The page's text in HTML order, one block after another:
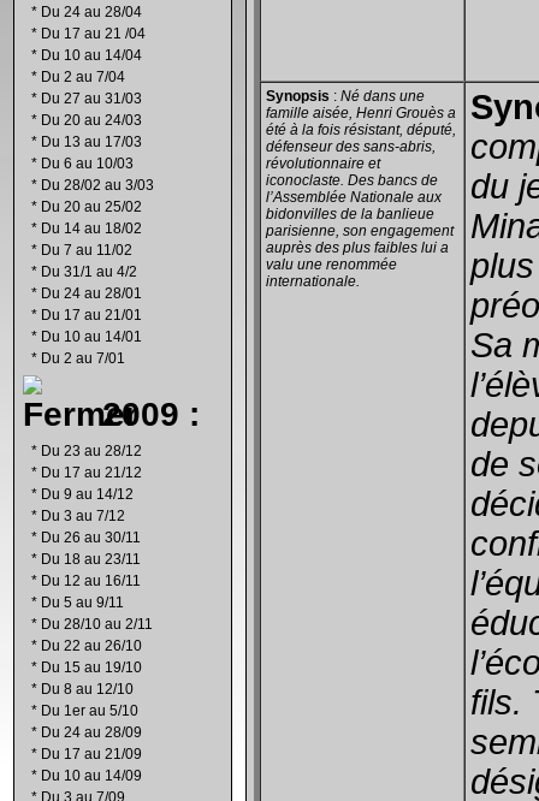
* Du 24 au 28/04
* Du 17 au 21 /04
* Du 10 au 14/04
* Du 2 au 7/04
* Du 27 au 31/03
* Du 20 au 24/03
* Du 13 au 17/03
* Du 6 au 10/03
* Du 28/02 au 3/03
* Du 20 au 25/02
* Du 14 au 18/02
* Du 7 au 11/02
* Du 31/1 au 4/2
* Du 24 au 28/01
* Du 17 au 21/01
* Du 10 au 14/01
* Du 2 au 7/01
2009 :
* Du 23 au 28/12
* Du 17 au 21/12
* Du 9 au 14/12
* Du 3 au 7/12
* Du 26 au 30/11
* Du 18 au 23/11
* Du 12 au 16/11
* Du 5 au 9/11
* Du 28/10 au 2/11
* Du 22 au 26/10
* Du 15 au 19/10
* Du 8 au 12/10
* Du 1er au 5/10
* Du 24 au 28/09
* Du 17 au 21/09
* Du 10 au 14/09
* Du 3 au 7/09
Synopsis : Né dans une
famille aisée, Henri Grouès a
été à la fois résistant, député,
défenseur des sans-abris,
révolutionnaire et
iconoclaste. Des bancs de
l’Assemblée Nationale aux
bidonvilles de la banlieue
parisienne, son engagement
auprès des plus faibles lui a
valu une renommée
internationale.
du
Sa
de
fils.